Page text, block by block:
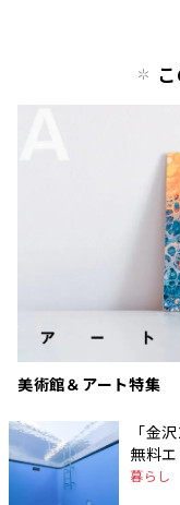
美術館＆アート特集
「金
無料
暮らし